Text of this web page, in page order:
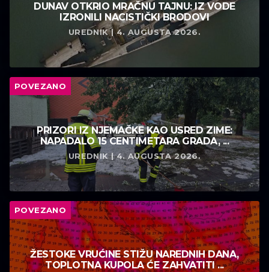
DUNAV OTKRIO MRAČNU TAJNU: IZ VODE
IZRONILI NACISTIČKI BRODOVI
UREDNIK | 4. AUGUSTA 2026.
POVEZANO
PRIZORI IZ NJEMAČKE KAO USRED ZIME:
NAPADALO 15 CENTIMETARA GRADA, ...
UREDNIK | 4. AUGUSTA 2026.
POVEZANO
ŽESTOKE VRUĆINE STIŽU NAREDNIH DANA,
TOPLOTNA KUPOLA ĆE ZAHVATITI ...